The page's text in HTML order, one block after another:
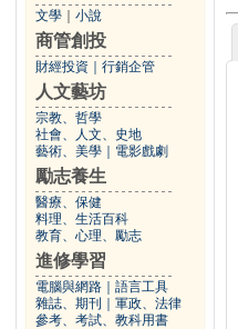
文學 小說
商管創投
財經投資 行銷企管
人文藝坊
宗教、哲學
社會、人文、史地
藝術、美學
電影戲劇
勵志養生
醫療、保健
料理、生活百科
教育、心理、勵志
進修學習
電腦與網路
語言工具
雜誌、期刊
軍政、法律
參考、考試、教科用書